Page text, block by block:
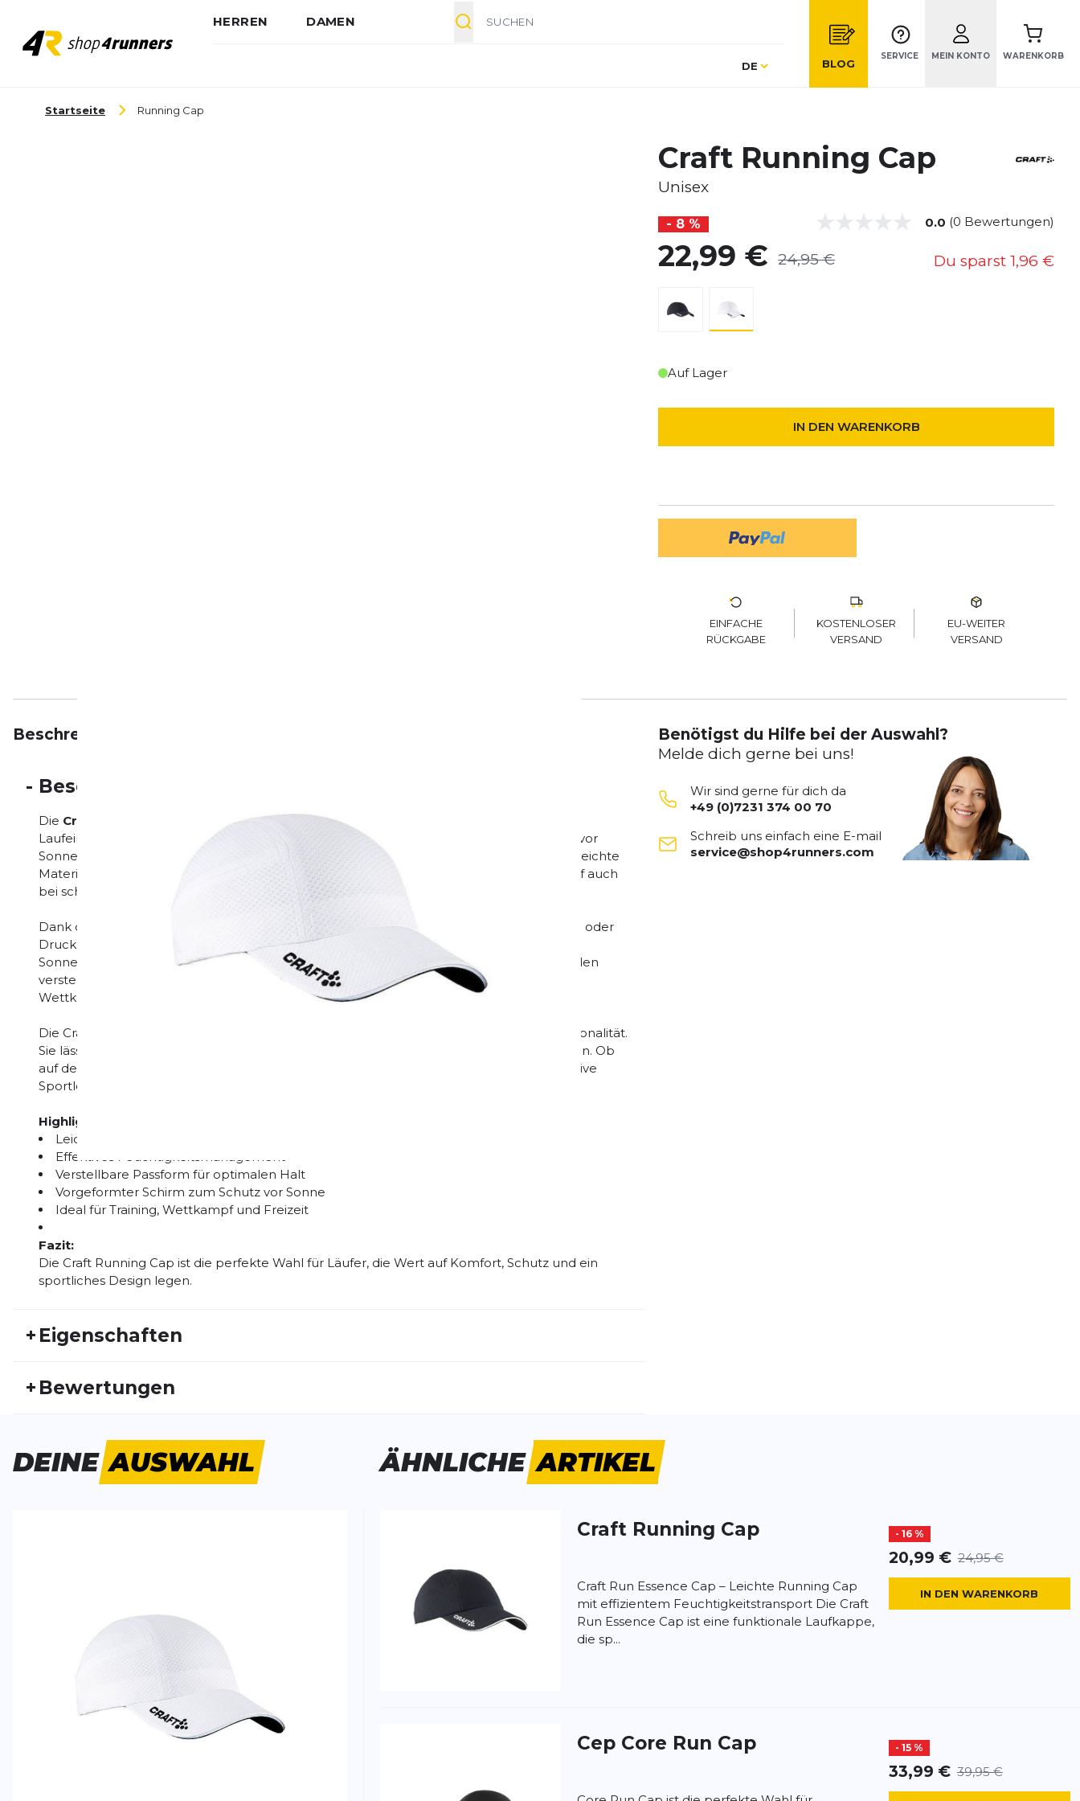
HERREN DAMEN
Sprache
DE BLOG
SERVICE MEIN KONTO WARENKORB
Startseite Running Cap
Craft Running Cap
Unisex
- 8 % 0.0 (0 Bewertungen)
22,99 € 24,95 € Du sparst 1,96 €
Auf Lager
IN DEN WARENKORB
EINFACHE
RÜCKGABE
KOSTENLOSER
VERSAND
EU-WEITER
VERSAND
Beschreibung
- Beschreibung
Die Craft Running Cap ist eine funktionale Unisex-Laufkappe
Laufeinheiten und andere Ausdauersportarten entwickelt wurde. Sie schützt zuverlässig vor
Sonne und leichtem Regen und sorgt gleichzeitig für ein angenehmes Tragegefühl. Das leichte
Material ist atmungsaktiv und leitet Feuchtigkeit schnell nach außen ab, sodass dein Kopf auch
bei schweißtreibenden Läufen angenehm trocken bleibt.
Dank des ergonomischen Schnitts sitzt die Cap sicher und bequem, ohne zu verrutschen oder
Druckstellen zu verursachen. Der vorgeformte Schirm schützt deine Augen vor direkter
Sonneneinstrahlung und verbessert die Sicht bei wechselnden Lichtverhältnissen. Über den
verstellbaren Verschluss lässt sich die Passform individuell anpassen – ideal für Training,
Wettkampf oder lockere Läufe.
Die Craft Running Cap überzeugt durch ihr minimalistisches Design und ihre hohe Funktionalität.
Sie lässt sich problemlos zusammenfalten und im Rucksack oder der Laufweste verstauen. Ob
auf der Straße, auf dem Trail oder im Alltag – diese Cap ist ein vielseitiger Begleiter für aktive
Sportler.
Highlights:
Leichte und atmungsaktive Laufkappe
Effektives Feuchtigkeitsmanagement
Verstellbare Passform für optimalen Halt
Vorgeformter Schirm zum Schutz vor Sonne
Ideal für Training, Wettkampf und Freizeit
Fazit:
Die Craft Running Cap ist die perfekte Wahl für Läufer, die Wert auf Komfort, Schutz und ein
sportliches Design legen.
+ Eigenschaften
Geschlecht:
+ Bewertungen
Bisher hat noch niemand dieses Produkt bewertet.
SCHREIBE EINE BEWERTUNG
Überschrift
Benötigst du Hilfe bei der Auswahl?
Melde dich gerne bei uns!
Wir sind gerne für dich da
+49 (0)7231 374 00 70
Schreib uns einfach eine E-mail
service@shop4runners.com
DEINEAUSWAHL ÄHNLICHEARTIKEL
Craft Running Cap - 16 %
20,99 € 24,95 €
Craft Run Essence Cap – Leichte Running Cap
mit effizientem Feuchtigkeitstransport Die Craft
Run Essence Cap ist eine funktionale Laufkappe,
die sp...
IN DEN WARENKORB
Cep Core Run Cap - 15 %
33,99 € 39,95 €